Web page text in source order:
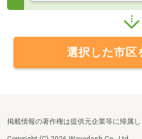
選択した市区
掲載情報の著作権は提供元企業等に帰属し